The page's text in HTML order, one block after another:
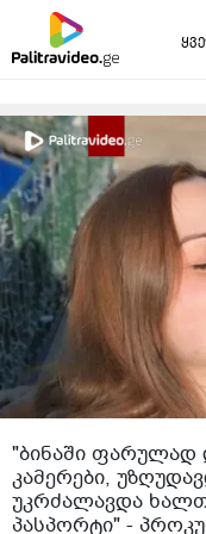
"ბინაში ფარულად
კამერები,
უკრძალავდა
პასპორტი" -